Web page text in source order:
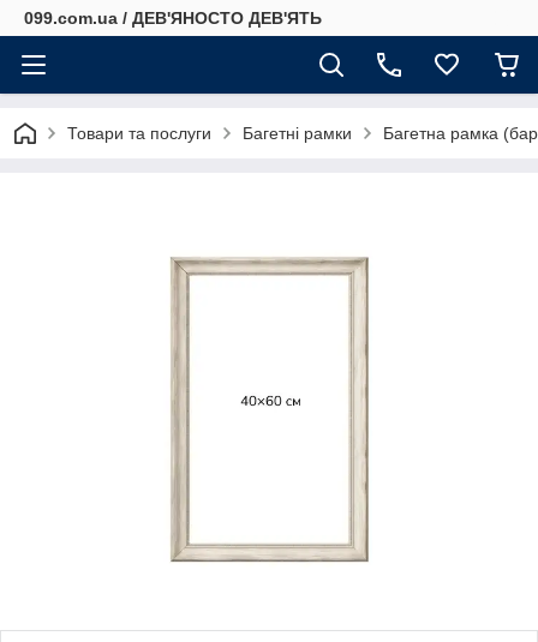
099.com.ua / ДЕВ'ЯНОСТО ДЕВ'ЯТЬ
Товари та послуги Багетні рамки Багетна рамка